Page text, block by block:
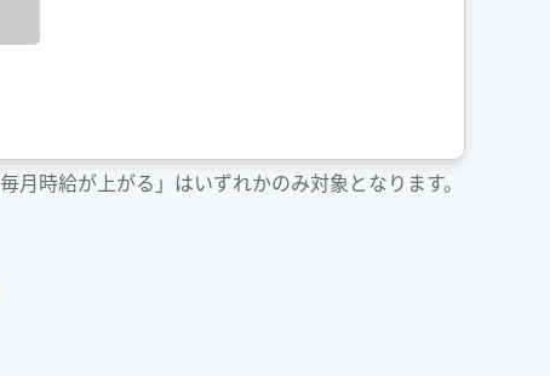
時給が上がる」はいずれかのみ対象となります。